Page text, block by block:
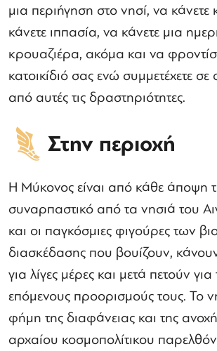
μια περιήγηση στο νησί, να κάνετε
κάνετε ιππασία, να κάνετε μια
κρουαζιέρα, ακόμα και να
κατοικίδιό σας ενώ συμμετέχετε
από αυτές τις δραστηριότητες.
Στην περιοχή
Η Μύκονος είναι από κάθε άποψη
συναρπαστικό από τα νησιά του
και οι παγκόσμιες φιγούρες των
διασκέδασης που βουίζουν,
για λίγες μέρες και μετά πετούν για
επόμενους προορισμούς τους. Το
φήμη της διαφάνειας και της
αρχαίου κοσμοπολίτικου